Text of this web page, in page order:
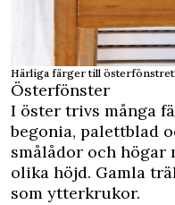
Härliga färger till österfönstret!
Österfönster
I öster trivs många
begonia, palettblad
smålådor och högar
olika höjd. Gamla
som ytterkrukor.